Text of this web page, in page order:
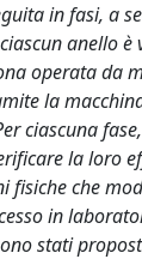
in fasi, a
anello
operata da
la
ciascuna
la loro
che
in
stati